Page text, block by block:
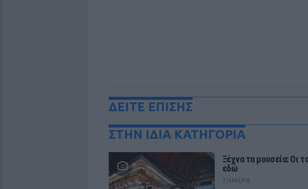
ΔΕΙΤΕ ΕΠΙΣΗΣ
ΣΤΗΝ ΙΔΙΑ ΚΑΤΗΓΟΡΙΑ
Ξέχνα τα μουσεία: Οι
εδώ
ΣΉΜΕΡΑ